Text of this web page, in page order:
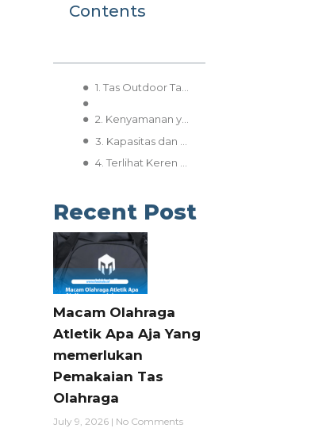
Contents
2. Kenyamanan yang Mengurangi Risiko Cedera
Recent Post
Macam Olahraga
Atletik Apa Aja Yang
memerlukan
Pemakaian Tas
Olahraga
July 9, 2026 No Comments